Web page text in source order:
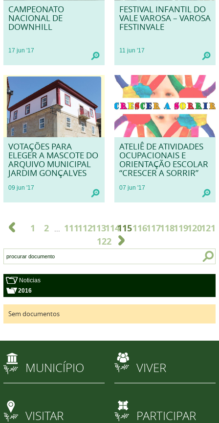
CAMPEONATO
NACIONAL DE
DOWNHILL
17 jun '17
FESTIVAL INFANTIL DO
VALE VAROSA – VAROSA
FESTINVALE
11 jun '17
VOTAÇÕES PARA
ELEGER A MASCOTE DO
ARQUIVO MUNICIPAL
JARDIM GONÇALVES
09 jun '17
ATELIÊ DE ATIVIDADES
OCUPACIONAIS E
ORIENTAÇÃO ESCOLAR
“CRESCER A SORRIR”
07 jun '17
1 2 ... 111112113114115116117118119120121
122
Noticias
2016
Sem documentos
MUNICÍPIO VIVER
VISITAR PARTICIPAR